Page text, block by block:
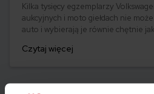
Kilka tysięcy egzemplarzy
aukcyjnych i moto giełdach nie może kłamać –
auto i wybierają je równie chętnie jak
tysięcy złotych. Ile kosztuje
Czytaj więcej